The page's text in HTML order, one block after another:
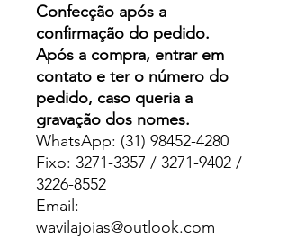
Confecção após a
confirmação do pedido.
Após a compra, entrar em
contato e ter o número do
pedido, caso queria a
gravação dos nomes.
WhatsApp: (31) 98452-4280
Fixo: 3271-3357 / 3271-9402 /
3226-8552
Email:
wavilajoias@outlook.com